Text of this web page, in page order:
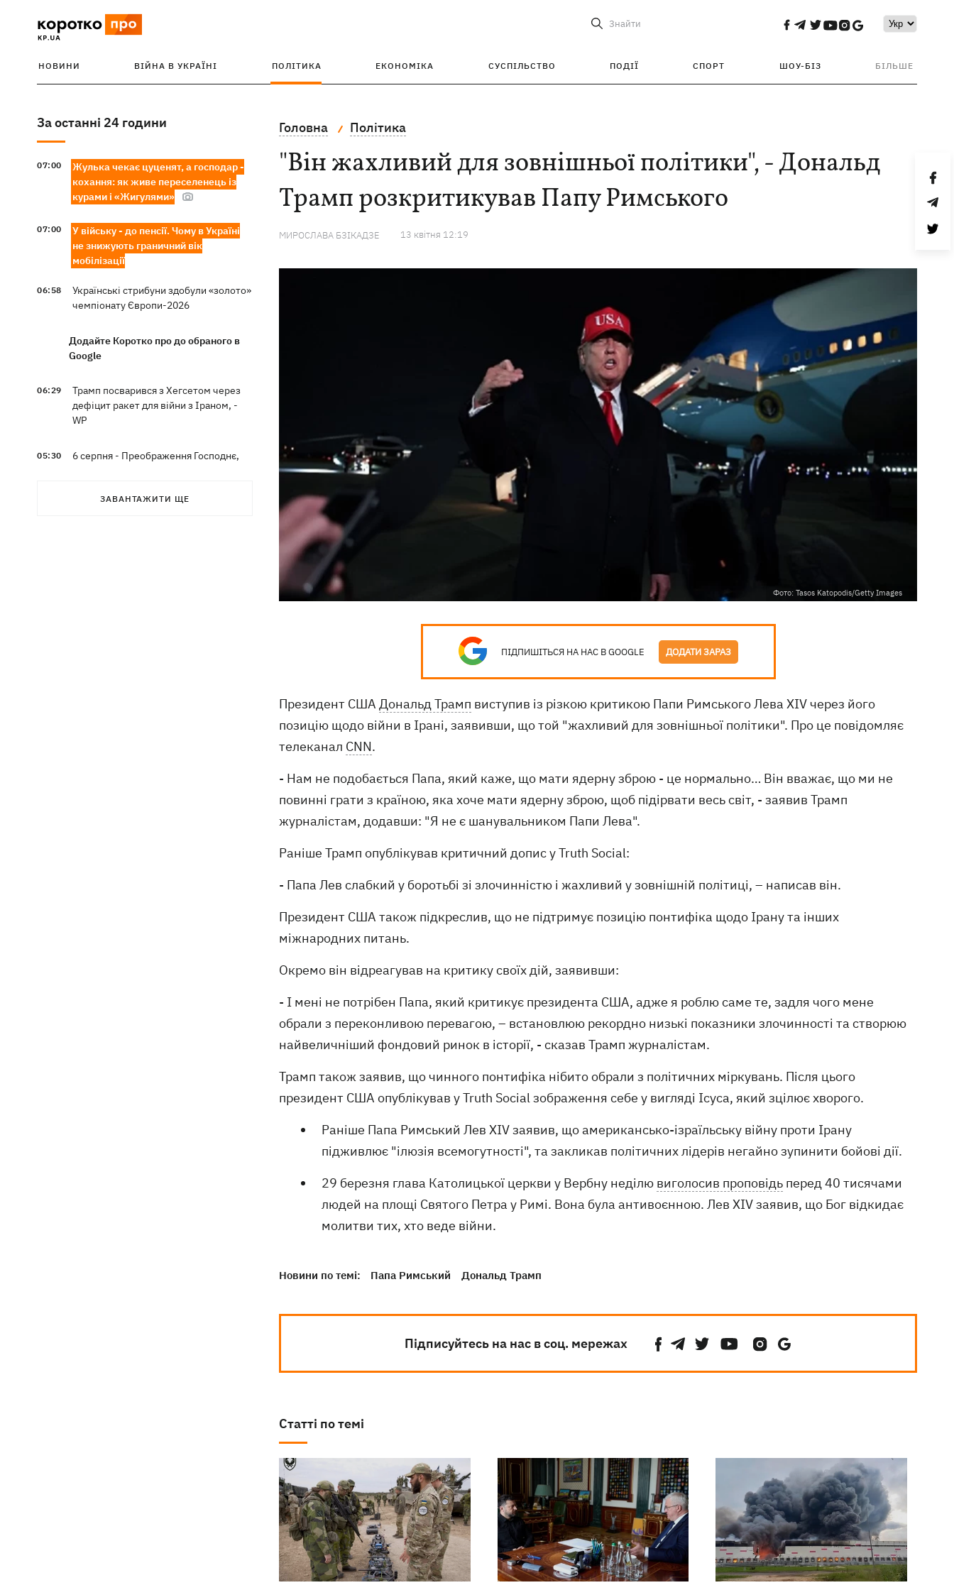
Знайти
НОВИНИ ВІЙНА В УКРАЇНІ ПОЛІТИКА ЕКОНОМІКА СУСПІЛЬСТВО ПОДІЇ СПОРТ ШОУ-БІЗ БІЛЬШЕ
За останні 24 години
07:00
Жулька чекає цуценят, а господар -
кохання: як живе переселенець із
курами і «Жигулями»
07:00
У війську - до пенсії. Чому в Україні
не знижують граничний вік
мобілізації
06:58
Українські стрибуни здобули «золото»
чемпіонату Європи-2026
Додайте Коротко про до обраного в
Google
06:29
Трамп посварився з Хегсетом через
дефіцит ракет для війни з Іраном, -
WP
05:30
6 серпня - Преображення Господнє,
ЗАВАНТАЖИТИ ЩЕ
Головна Політика
"Він жахливий для зовнішньої політики", - Дональд
Трамп розкритикував Папу Римського
МИРОСЛАВА БЗІКАДЗЕ 13 квiтня 12:19
Фото: Tasos Katopodis/Getty Images
ПІДПИШІТЬСЯ НА НАС В GOOGLE ДОДАТИ ЗАРАЗ
Президент США Дональд Трамп виступив із різкою критикою Папи Римського Лева XIV через його
позицію щодо війни в Ірані, заявивши, що той "жахливий для зовнішньої політики". Про це повідомляє
телеканал CNN.
- Нам не подобається Папа, який каже, що мати ядерну зброю - це нормально… Він вважає, що ми не
повинні грати з країною, яка хоче мати ядерну зброю, щоб підірвати весь світ, - заявив Трамп
журналістам, додавши: "Я не є шанувальником Папи Лева".
Раніше Трамп опублікував критичний допис у Truth Social:
- Папа Лев слабкий у боротьбі зі злочинністю і жахливий у зовнішній політиці, – написав він.
Президент США також підкреслив, що не підтримує позицію понтифіка щодо Ірану та інших
міжнародних питань.
Окремо він відреагував на критику своїх дій, заявивши:
- І мені не потрібен Папа, який критикує президента США, адже я роблю саме те, задля чого мене
обрали з переконливою перевагою, – встановлюю рекордно низькі показники злочинності та створюю
найвеличніший фондовий ринок в історії, - сказав Трамп журналістам.
Трамп також заявив, що чинного понтифіка нібито обрали з політичних міркувань. Після цього
президент США опублікував у Truth Social зображення себе у вигляді Ісуса, який зцілює хворого.
Раніше Папа Римський Лев XIV заявив, що американсько-ізраїльську війну проти Ірану
підживлює "ілюзія всемогутності", та закликав політичних лідерів негайно зупинити бойові дії.
29 березня глава Католицької церкви у Вербну неділю виголосив проповідь перед 40 тисячами
людей на площі Святого Петра у Римі. Вона була антивоєнною. Лев XIV заявив, що Бог відкидає
молитви тих, хто веде війни.
Новини по темі: Папа Римський Дональд Трамп
Підписуйтесь на нас в соц. мережах
Статті по темі